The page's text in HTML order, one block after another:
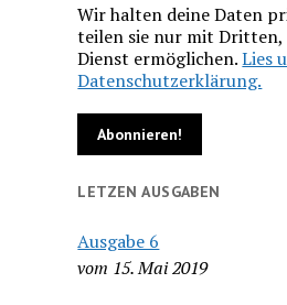
Wir halten deine Daten
teilen sie nur mit Dritten,
Dienst ermöglichen.Lies
Datenschutzerklärung.
LETZEN AUSGABEN
Ausgabe 6
vom 15. Mai 2019